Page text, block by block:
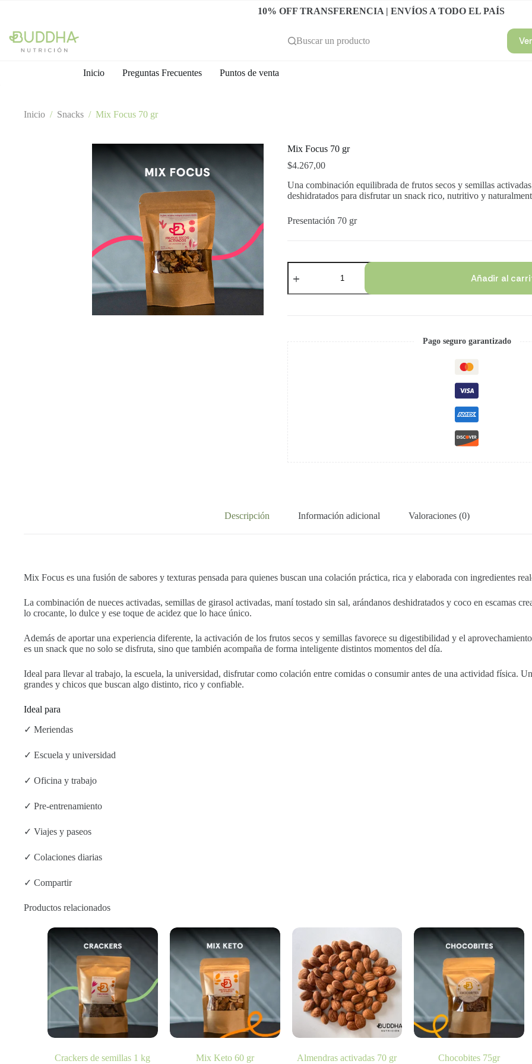
10% OFF TRANSFERENCIA | ENVÍOS A TODO EL PAÍS
Buscar un producto
Inicio Preguntas Frecuentes Puntos de venta
Inicio / Snacks / Mix Focus 70 gr
Mix Focus 70 gr
$4.267,00
Una combinación equilibrada de frutos secos y semillas
deshidratados para disfrutar un snack rico, nutritivo y
Presentación 70 gr
Añadir al
Pago seguro garantizado
Descripción Información adicional Valoraciones (0)
Mix Focus es una fusión de sabores y texturas pensada para quienes buscan una colación práctica, rica y elaborada con ingredientes
La combinación de nueces activadas, semillas de girasol activadas, maní tostado sin sal, arándanos deshidratados y coco en escamas
lo crocante, lo dulce y ese toque de acidez que lo hace único.
Además de aportar una experiencia diferente, la activación de los frutos secos y semillas favorece su digestibilidad y el
es un snack que no solo se disfruta, sino que también acompaña de forma inteligente distintos momentos del día.
Ideal para llevar al trabajo, la escuela, la universidad, disfrutar como colación entre comidas o consumir antes de una actividad física.
grandes y chicos que buscan algo distinto, rico y confiable.
Ideal para
✓ Meriendas
✓ Escuela y universidad
✓ Oficina y trabajo
✓ Pre-entrenamiento
✓ Viajes y paseos
✓ Colaciones diarias
✓ Compartir
Productos relacionados
Crackers de semillas 1 kg Mix Keto 60 gr Almendras activadas 70 gr Chocobites 75gr